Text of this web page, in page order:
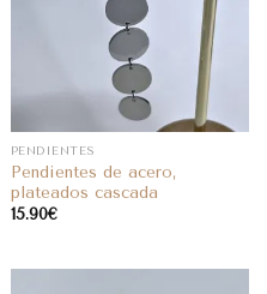
PENDIENTES
Pendientes de acero,
plateados cascada
15.90€